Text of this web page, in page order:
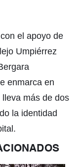
el apoyo de
Umpiérrez
enmarca en
más de dos
la identidad